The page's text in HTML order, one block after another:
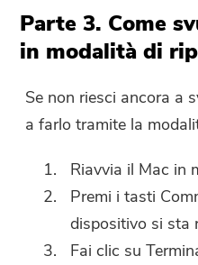
Parte 3. Come
in modalità di
Se non riesci ancora a
a farlo tramite la
Riavvia il Mac in
Premi i tasti
dispositivo si sta
Fai clic su